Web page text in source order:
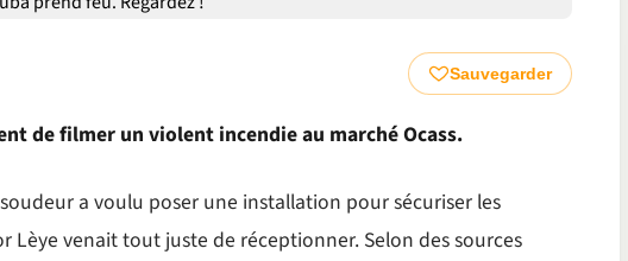
Sauvegarder
de filmer un violent incendie au marché Ocass.
a voulu poser une installation pour sécuriser les
venait tout juste de réceptionner. Selon des sources